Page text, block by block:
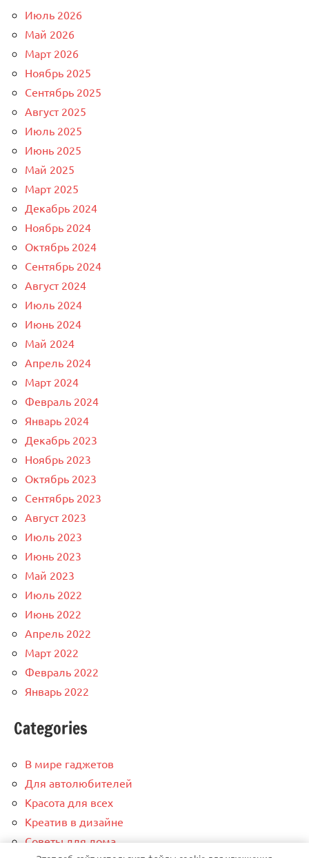
Июль 2026
Май 2026
Март 2026
Ноябрь 2025
Сентябрь 2025
Август 2025
Июль 2025
Июнь 2025
Май 2025
Март 2025
Декабрь 2024
Ноябрь 2024
Октябрь 2024
Сентябрь 2024
Август 2024
Июль 2024
Июнь 2024
Май 2024
Апрель 2024
Март 2024
Февраль 2024
Январь 2024
Декабрь 2023
Ноябрь 2023
Октябрь 2023
Сентябрь 2023
Август 2023
Июль 2023
Июнь 2023
Май 2023
Июль 2022
Июнь 2022
Апрель 2022
Март 2022
Февраль 2022
Январь 2022
Categories
В мире гаджетов
Для автолюбителей
Красота для всех
Креатив в дизайне
Советы для дома